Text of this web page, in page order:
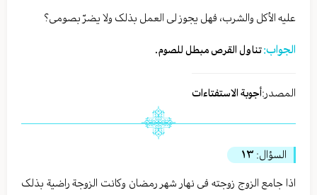
علیه الأکل والشرب، فهل یجوز لی العمل بذلک ولا یضرّ بصومی؟
الجواب:تناول القرص مبطل للصوم.
المصدر:أجوبة الاستفتاءات
السؤال: ١٣
اذا جامع الزوج زوجته فی نهار شهر رمضان وکانت الزوجة راضیة بذلک